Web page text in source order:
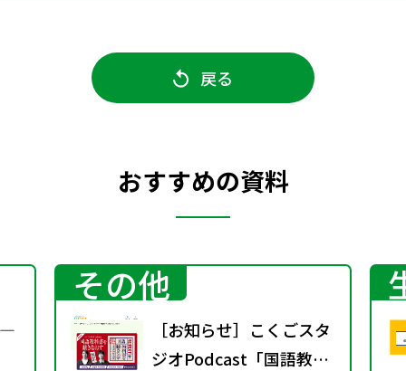
戻る
おすすめの資料
―
その他
［お知らせ］こくごスタ
ジオPodcast「国語教科